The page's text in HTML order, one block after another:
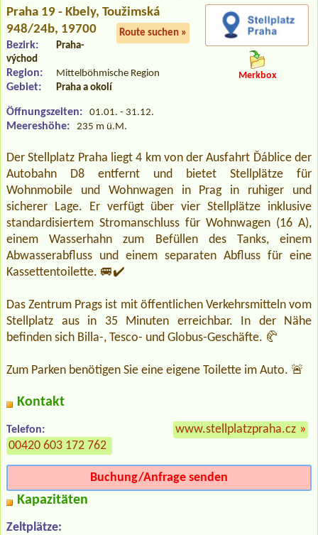
Praha 19 - Kbely, Toužimská
948/24b, 19700
Route suchen »
Bezirk:
Praha-
východ
Region: Mittelböhmische Region
Gebiet: Praha a okolí
Öffnungszeiten: 01.01. - 31.12.
Meereshöhe: 235 m ü.M.
Merkbox
Der Stellplatz Praha liegt 4 km von der Ausfahrt Ďáblice der
Autobahn D8 entfernt und bietet Stellplätze für
Wohnmobile und Wohnwagen in Prag in ruhiger und
sicherer Lage. Er verfügt über vier Stellplätze inklusive
standardisiertem Stromanschluss für Wohnwagen (16 A),
einem Wasserhahn zum Befüllen des Tanks, einem
Abwasserabfluss und einem separaten Abfluss für eine
Kassettentoilette. 🚐✔️
Das Zentrum Prags ist mit öffentlichen Verkehrsmitteln vom
Stellplatz aus in 35 Minuten erreichbar. In der Nähe
befinden sich Billa-, Tesco- und Globus-Geschäfte. 🥐
Zum Parken benötigen Sie eine eigene Toilette im Auto. 🚨
Kontakt
Telefon:
00420 603 172 762
www.stellplatzpraha.cz »
Buchung/Anfrage senden
Kapazitäten
Zeltplätze: